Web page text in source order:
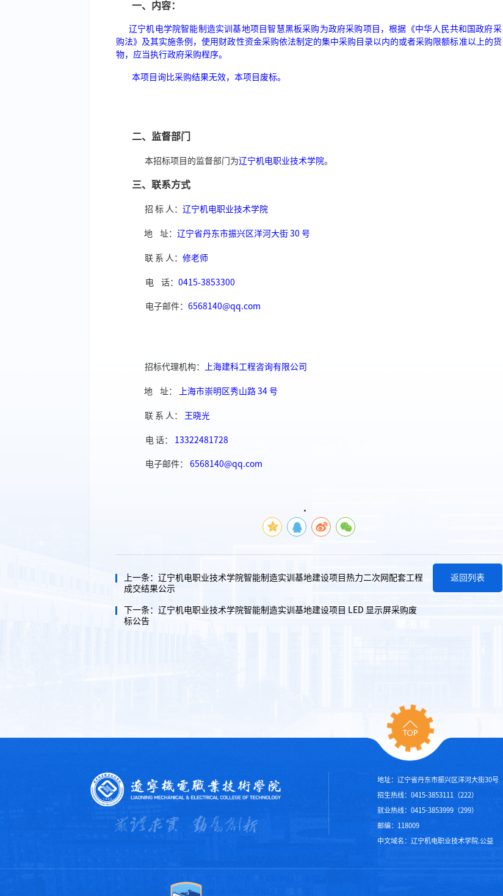
一、内容：
辽宁机电学院智能制造实训基地项目智慧黑板采购为政府采购项目，根据《中华人民共和国政府采
购法》及其实施条例，使用财政性资金采购依法制定的集中采购目录以内的或者采购限额标准以上的货
物，应当执行政府采购程序。
本项目询比采购结果无效，本项目废标。
二、监督部门
本招标项目的监督部门为辽宁机电职业技术学院。
三、联系方式
招 标 人：辽宁机电职业技术学院
地 址：辽宁省丹东市振兴区洋河大街 30 号
联 系 人：修老师
电 话：0415-3853300
电子邮件：6568140@qq.com
招标代理机构： 上海建科工程咨询有限公司
地 址： 上海市崇明区秀山路 34 号
联 系 人： 王晓光
电 话： 13322481728
电子邮件： 6568140@qq.com
上一条： 辽宁机电职业技术学院智能制造实训基地建设项目热力二次网配套工程
成交结果公示
下一条： 辽宁机电职业技术学院智能制造实训基地建设项目 LED 显示屏采购废
标公告
返回列表
地址：辽宁省丹东市振兴区洋河大街30号
招生热线：0415-3853111（222）
就业热线：0415-3853999（299）
邮编：118009
中文域名：辽宁机电职业技术学院.公益